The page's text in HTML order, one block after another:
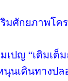
มศักยภาพโค
ปญ “เติมเต็
นุนเดินทางป